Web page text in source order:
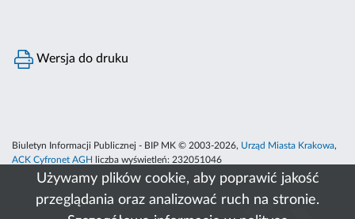
Używamy plików cookie, aby poprawić jakość
przeglądania oraz analizować ruch na stronie.
Wersja do druku
Biuletyn Informacji Publicznej - BIP MK © 2003-2026, Urząd Miasta Krakowa,
ACK Cyfronet AGH
liczba wyświetleń: 232051046